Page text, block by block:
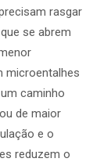
rasgar
se abrem
microentalhes
caminho
de maior
e o
reduzem o